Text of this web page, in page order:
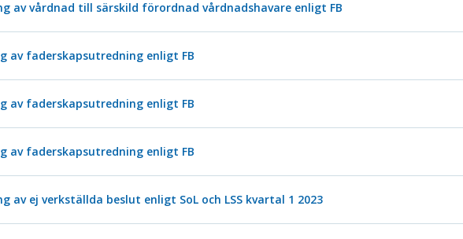
av vårdnad till särskild förordnad vårdnadshavare enligt FB
av faderskapsutredning enligt FB
av faderskapsutredning enligt FB
av faderskapsutredning enligt FB
av ej verkställda beslut enligt SoL och LSS kvartal 1 2023